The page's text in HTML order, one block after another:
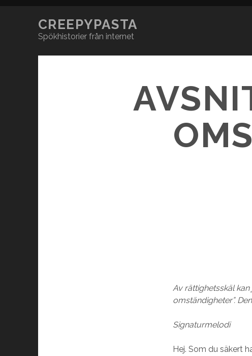
CREEPYPASTA
Spökhistorier från internet
Av rättighetsskäl
omständigheter”.
Signaturmelodi
Hej. Som du säkert